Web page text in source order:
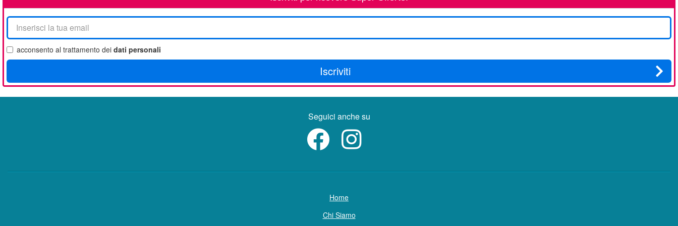
La
tua
email
acconsento al trattamento dei dati personali
Iscriviti
Seguici anche su
Home
Chi Siamo